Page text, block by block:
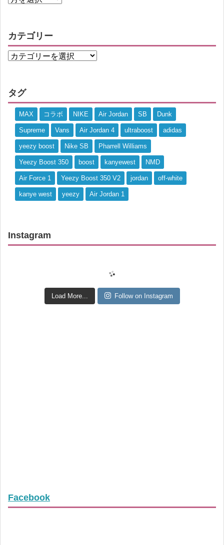
カテゴリー
タグ
MAX コラボ NIKE Air Jordan SB Dunk
Supreme Vans Air Jordan 4 ultraboost adidas
yeezy boost Nike SB Pharrell Williams
Yeezy Boost 350 boost kanyewest NMD
Air Force 1 Yeezy Boost 350 V2 jordan off-white
kanye west yeezy Air Jordan 1
Instagram
Load More... Follow on Instagram
Facebook